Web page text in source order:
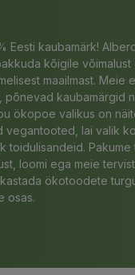
Eesti kaubamärk!
kõigile
maailmast. Meie
põnevad kaubamärgid
ökopoe valikus on
vegantooted, lai valik
toidulisandeid.
loomi ega meie
ökotoodete
osas.